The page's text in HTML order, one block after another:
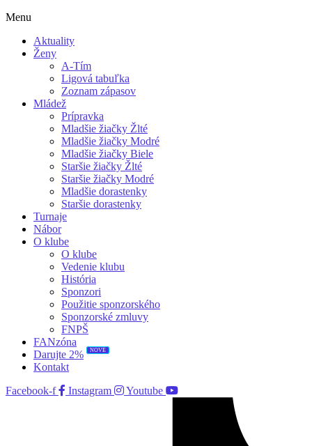
Menu
Aktuality
Ženy
A-Tím
Ligová tabuľka
Zoznam zápasov
Mládež
Prípravka
Mladšie žiačky Žlté
Mladšie žiačky Modré
Mladšie žiačky Biele
Staršie žiačky Žlté
Staršie žiačky Modré
Mladšie dorastenky
Staršie dorastenky
Turnaje
Nábor
O klube
O klube
Vedenie klubu
História
Sponzori
Použitie sponzorského
Sponzorské zmluvy
FNPŠ
FANzóna
Darujte 2%
NOVÉ
Kontakt
Facebook-f
Instagram Youtube